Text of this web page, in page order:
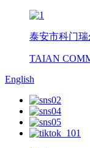
泰安市科门瑞
TAIAN
English